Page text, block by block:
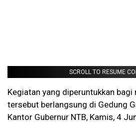
SCROLL TO RESUME
Kegiatan yang diperuntukkan
tersebut berlangsung di Gedung
Kantor Gubernur NTB, Kamis, 4